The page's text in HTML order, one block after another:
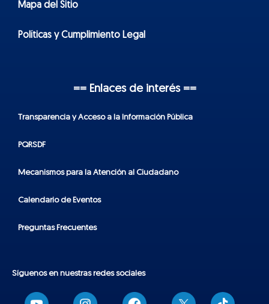
Mapa del Sitio
Políticas y Cumplimiento Legal
== Enlaces de interés ==
Transparencia y Acceso a la Información Pública
PQRSDF
Mecanismos para la Atención al Ciudadano
Calendario de Eventos
Preguntas Frecuentes
Síguenos en nuestras redes sociales
T